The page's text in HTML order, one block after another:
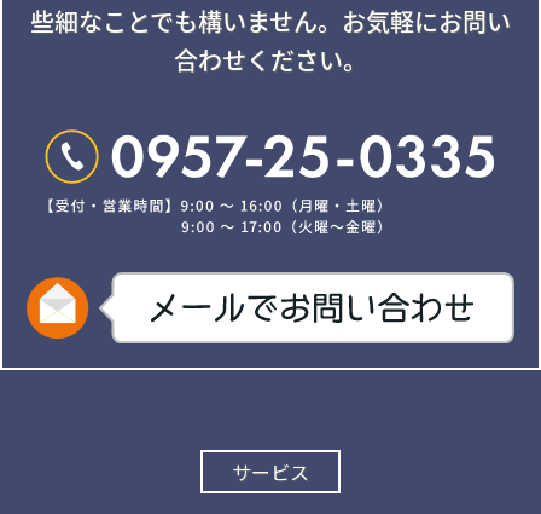
些細なことでも構いません。 お気軽にお問い
合わせください。
サービス